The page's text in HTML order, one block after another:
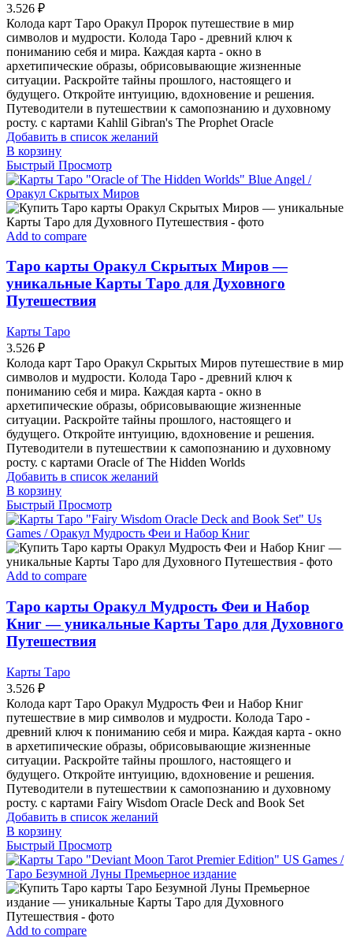
3.526 ₽
Колода карт Таро Оракул Пророк путешествие в мир
символов и мудрости. Колода Таро - древний ключ к
пониманию себя и мира. Каждая карта - окно в
архетипические образы, обрисовывающие жизненные
ситуации. Раскройте тайны прошлого, настоящего и
будущего. Откройте интуицию, вдохновение и решения.
Путеводители в путешествии к самопознанию и духовному
росту. с картами Kahlil Gibran's The Prophet Oracle
Добавить в список желаний
В корзину
Быстрый Просмотр
Add to compare
Таро карты Оракул Скрытых Миров —
уникальные Карты Таро для Духовного
Путешествия
Карты Таро
3.526 ₽
Колода карт Таро Оракул Скрытых Миров путешествие в мир
символов и мудрости. Колода Таро - древний ключ к
пониманию себя и мира. Каждая карта - окно в
архетипические образы, обрисовывающие жизненные
ситуации. Раскройте тайны прошлого, настоящего и
будущего. Откройте интуицию, вдохновение и решения.
Путеводители в путешествии к самопознанию и духовному
росту. с картами Oracle of The Hidden Worlds
Добавить в список желаний
В корзину
Быстрый Просмотр
Add to compare
Таро карты Оракул Мудрость Феи и Набор
Книг — уникальные Карты Таро для Духовного
Путешествия
Карты Таро
3.526 ₽
Колода карт Таро Оракул Мудрость Феи и Набор Книг
путешествие в мир символов и мудрости. Колода Таро -
древний ключ к пониманию себя и мира. Каждая карта - окно
в архетипические образы, обрисовывающие жизненные
ситуации. Раскройте тайны прошлого, настоящего и
будущего. Откройте интуицию, вдохновение и решения.
Путеводители в путешествии к самопознанию и духовному
росту. с картами Fairy Wisdom Oracle Deck and Book Set
Добавить в список желаний
В корзину
Быстрый Просмотр
Add to compare